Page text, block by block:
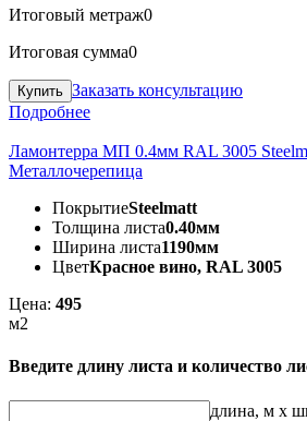
Итоговый метраж0
Итоговая сумма0
Заказать консультацию
Подробнее
Ламонтерра МП 0.4мм RAL 3005
Металлочерепица
ПокрытиеSteelmatt
Толщина листа0.40мм
Ширина листа1190мм
ЦветКрасное вино, RAL 3005
Цена: 495
м2
Введите длину листа и количество
длина, м x